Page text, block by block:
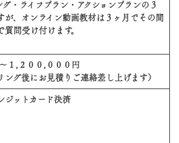
グ・ライフプラン・アクションプランの３
が、オンライン動画教材は３ヶ月でその間
質問受け付けます。
１,２００,０００円
ング後にお見積りご連絡差し上げます）
ジットカード決済